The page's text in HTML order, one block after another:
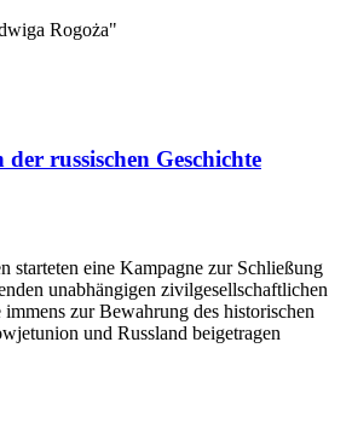
Rogoża"
russischen Geschichte
starteten eine Kampagne zur Schließung
unabhängigen zivilgesellschaftlichen
zur Bewahrung des historischen
und Russland beigetragen